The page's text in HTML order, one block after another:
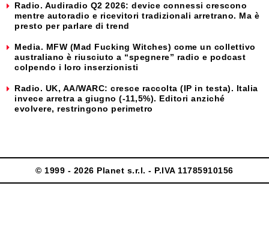
Radio. Audiradio Q2 2026: device connessi crescono
mentre autoradio e ricevitori tradizionali arretrano. Ma è
presto per parlare di trend
Media. MFW (Mad Fucking Witches) come un collettivo
australiano è riusciuto a “spegnere” radio e podcast
colpendo i loro inserzionisti
Radio. UK, AA/WARC: cresce raccolta (IP in testa). Italia
invece arretra a giugno (-11,5%). Editori anziché
evolvere, restringono perimetro
© 1999 - 2026 Planet s.r.l. - P.IVA 11785910156